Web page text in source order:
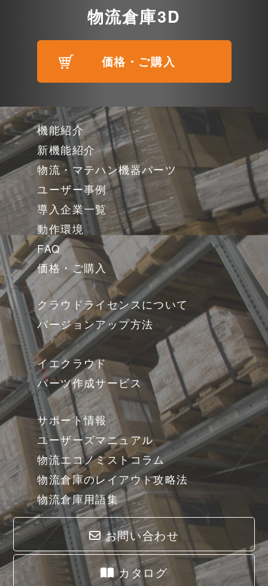
物流倉庫3D
価格・ご購入
機能紹介
新機能紹介
物流・マテハン機器パーツ
ユーザー事例
導入企業一覧
動作環境
FAQ
価格・ご購入
クラウドライセンスについて
バージョンアップ方法
イエクラウド
パーツ作成サービス
サポート情報
ユーザーズマニュアル
物流エコノミストコラム
物流倉庫のレイアウト攻略法
物流倉庫用語集
お問い合わせ
カタログ